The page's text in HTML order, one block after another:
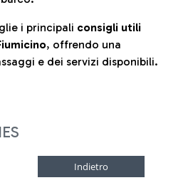
i principali consigli utili
, offrendo una
e dei servizi disponibili.